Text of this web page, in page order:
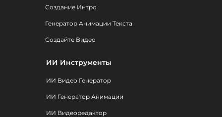
Создание Интро
Генератор Анимации Текста
Создайте Видео
ИИ Инструменты
ИИ Видео Генератор
ИИ Генератор Анимации
ИИ Видеоредактор